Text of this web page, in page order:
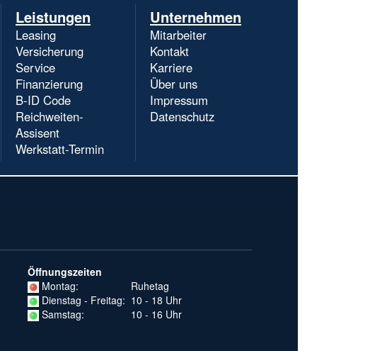
Navigation
überspringen
Leistungen
Leasing
Versicherung
Service
Finanzierung
B-ID Code
Reichweiten-
Assisent
Werkstatt-Termin
Unternehmen
Mitarbeiter
Kontakt
Karriere
Über uns
Impressum
Datenschutz
Öffnungszeiten
Montag:
Ruhetag
Dienstag - Freitag: 10 - 18 Uhr
Samstag:
10 - 16 Uhr